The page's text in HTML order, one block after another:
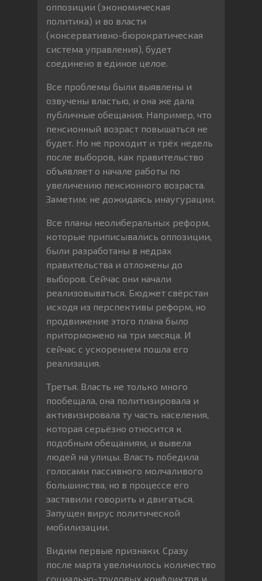
оппозиции (экономическая
политика) и во власти
(консервативно-бюрократическая
система управления), будет
соединено в единое целое.
Все проблемы были выявлены и
озвучены властью, и она же дала
публичные обещания. Например, что
пенсионный возраст повышаться не
будет. Но не проходит и трёх недель
после выборов, как правительство
объявляет о начале работы по
увеличению пенсионного возраста.
Заметим: не дожидаясь инаугурации.
Все планы неолиберальных реформ,
которые приписывались оппозиции,
были разработаны в недрах
правительства и отложены до
выборов. Сейчас они начали
реализовываться. Бюджет свёрстан
исходя из перспективы реформ, но
продвижение этого плана было
приторможено на три месяца. И
сейчас с ускорением пошла его
реализация.
Третья. Власть не только много
пообещала, она политизировала и
активизировала ту часть населения,
которая серьёзно относится к
подобным обещаниям, и вывела
людей на улицы. Власть победила
голосами пассивного молчаливого
большинства, но в процессе его
заставили говорить и двигаться.
Запущен вирус политической
мобилизации.
Видим первые признаки. Сразу
после марта увеличилось количество
социально-трудовых конфликтов и